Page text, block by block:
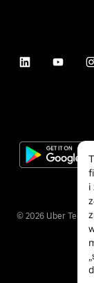
© 2026 Uber
i